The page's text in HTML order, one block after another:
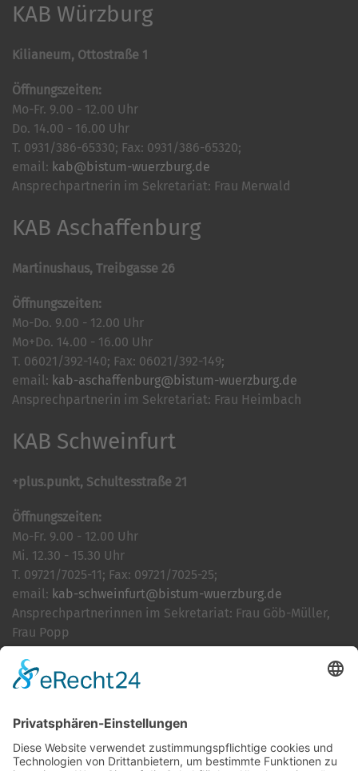
KAB Würzburg
Kilianeum, Ottostraße 1
Öffnungszeiten:
Mo-Fr. 9.00 - 12.00 Uhr
Do. 14.00 - 16.00 Uhr
T. 0931/386-65330; Fax: 0931/386-65320;
email: kab@bistum-wuerzburg.de
Ansprechpartnerin im Sekretariat: Frau Merwald
KAB Aschaffenburg
Martinushaus, Treibgasse 26
Öffnungszeiten:
Mo-Do. 9.00 - 12.00 Uhr
Mo+Do. 14.00 - 16.00 Uhr
T. 06021/392-140; Fax: 06021/392-149;
email: kab-aschaffenburg@bistum-wuerzburg.de
Ansprechpartnerin im Sekretariat: Frau Heimbach
KAB Schweinfurt
+plus.punkt, Schultesstraße 21
Öffnungszeiten:
Mo-Fr. 9.00 - 12.00 Uhr
Mi. 12.30 - 15.30 Uhr
T. 09721/7025-11; Fax: 09721/7025-25;
email: kab-schweinfurt@bistum-wuerzburg.de
Ansprechpartnerinnen im Sekretariat: Frau Göb-Müller,
Frau Popp